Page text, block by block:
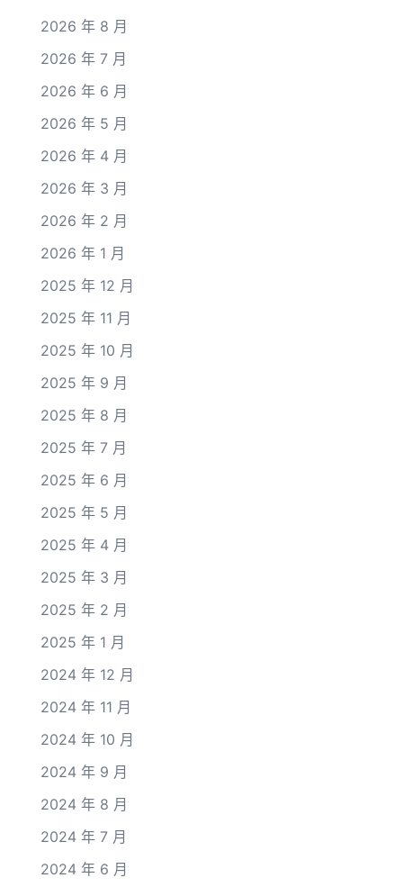
2026 年 8 月
2026 年 7 月
2026 年 6 月
2026 年 5 月
2026 年 4 月
2026 年 3 月
2026 年 2 月
2026 年 1 月
2025 年 12 月
2025 年 11 月
2025 年 10 月
2025 年 9 月
2025 年 8 月
2025 年 7 月
2025 年 6 月
2025 年 5 月
2025 年 4 月
2025 年 3 月
2025 年 2 月
2025 年 1 月
2024 年 12 月
2024 年 11 月
2024 年 10 月
2024 年 9 月
2024 年 8 月
2024 年 7 月
2024 年 6 月